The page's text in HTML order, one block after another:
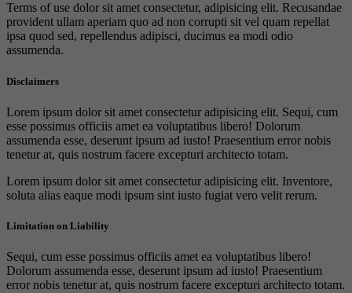
Terms of use dolor sit amet consectetur, adipisicing elit. Recusandae
provident ullam aperiam quo ad non corrupti sit vel quam repellat
ipsa quod sed, repellendus adipisci, ducimus ea modi odio
assumenda.
Disclaimers
Lorem ipsum dolor sit amet consectetur adipisicing elit. Sequi, cum
esse possimus officiis amet ea voluptatibus libero! Dolorum
assumenda esse, deserunt ipsum ad iusto! Praesentium error nobis
tenetur at, quis nostrum facere excepturi architecto totam.
Lorem ipsum dolor sit amet consectetur adipisicing elit. Inventore,
soluta alias eaque modi ipsum sint iusto fugiat vero velit rerum.
Limitation on Liability
Sequi, cum esse possimus officiis amet ea voluptatibus libero!
Dolorum assumenda esse, deserunt ipsum ad iusto! Praesentium
error nobis tenetur at, quis nostrum facere excepturi architecto totam.